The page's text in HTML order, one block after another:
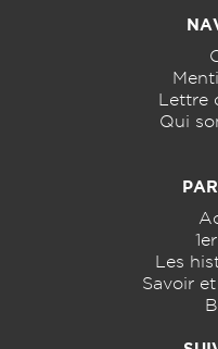
Lettre
Qui
Les
Savoir